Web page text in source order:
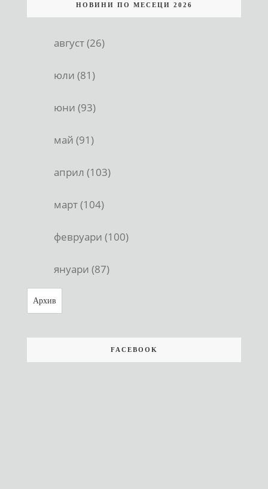
НОВИНИ ПО МЕСЕЦИ 2026
август (26)
юли (81)
юни (93)
май (91)
април (103)
март (104)
февруари (100)
януари (87)
Архив
FACEBOOK